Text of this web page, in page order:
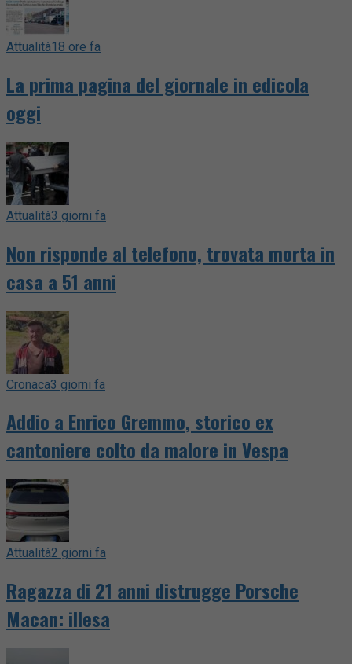
Attualità18 ore fa
La prima pagina del giornale in edicola
oggi
Attualità3 giorni fa
Non risponde al telefono, trovata morta in
casa a 51 anni
Cronaca3 giorni fa
Addio a Enrico Gremmo, storico ex
cantoniere colto da malore in Vespa
Attualità2 giorni fa
Ragazza di 21 anni distrugge Porsche
Macan: illesa